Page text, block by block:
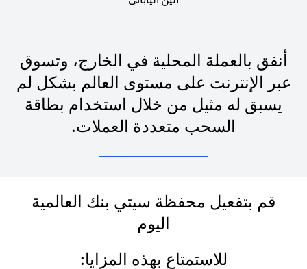
أنفق بالعملة المحلية في الخارج، وتسوق
عبر الإنترنت على مستوى العالم بشكل لم
يسبق له مثيل من خلال استخدام بطاقة
السحب متعددة العملات.
قم بتفعيل محفظة سيتي بنك العالمية
اليوم
للاستمتاع بهذه المزايا: